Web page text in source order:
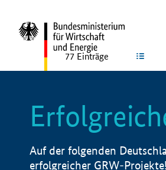
77 Einträge
Auf der folgenden
erfolgreicher GRW-Projekte!